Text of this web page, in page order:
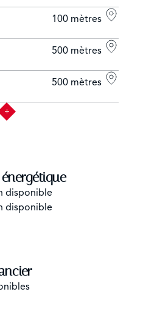
100 mètres
500 mètres
500 mètres
disponible
disponible